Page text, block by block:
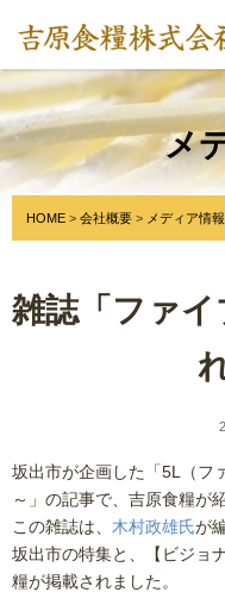
メ
HOME 会社概要 メディア情報
雑誌「ファ
坂出市が企画した「5L（フ
～」の記事で、吉原食糧が
この雑誌は、 木村政雄氏が
坂出市の特集と、【ビジョ
糧が掲載されました。